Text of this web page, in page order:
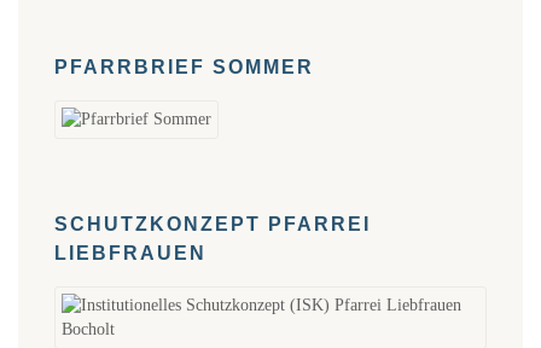
PFARRBRIEF SOMMER
SCHUTZKONZEPT PFARREI
LIEBFRAUEN